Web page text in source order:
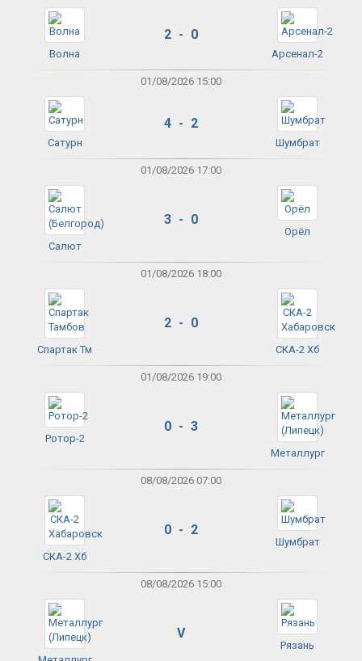
Волна
2 - 0
Арсенал-2
01/08/2026 15:00
Сатурн
4 - 2
Шумбрат
01/08/2026 17:00
Салют
3 - 0
Орёл
01/08/2026 18:00
Спартак Тм
2 - 0
СКА-2 Хб
01/08/2026 19:00
Ротор-2
0 - 3
Металлург
08/08/2026 07:00
СКА-2 Хб
0 - 2
Шумбрат
08/08/2026 15:00
V
Рязань